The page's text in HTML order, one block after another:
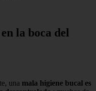
la boca del
una mala higiene bucal es